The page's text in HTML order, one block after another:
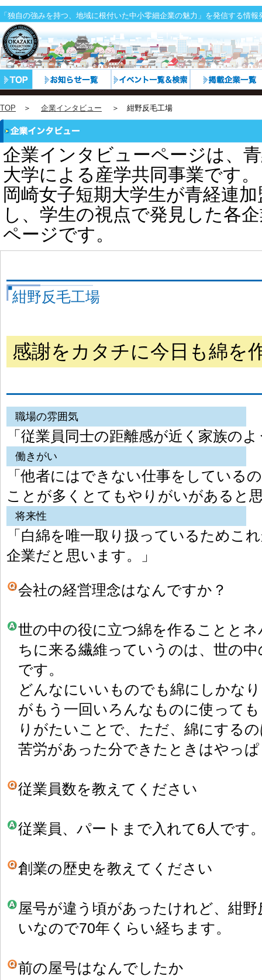
「独自の強みを持つ、地域に根付いた中小零細企業の魅力」を発信する情
TOP ＞ 企業インタビュー ＞ 紺野反毛工場
企業インタビューページは、
大学による産学共同事業です。
岡崎女子短期大学生が青経連
し、学生の視点で発見した各
ページです。
紺野反毛工場
感謝をカタチに今日も綿を
職場の雰囲気
「従業員同士の距離感が近く家族の
働きがい
「他者にはできない仕事をしている
ことが多くとてもやりがいがあると
将来性
「白綿を唯一取り扱っているためこ
企業だと思います。」
会社の経営理念はなんですか？
世の中の役に立つ綿を作ることと
ちに来る繊維っていうのは、世の
です。
どんなにいいものでも綿にしかな
がもう一回いろんなものに使って
りがたいことで、ただ、綿にする
苦労があった分できたときはやっ
従業員数を教えてください
従業員、パートまで入れて6人です
創業の歴史を教えてください
屋号が違う頃があったけれど、紺
いなので70年くらい経ちます。
前の屋号はなんでしたか